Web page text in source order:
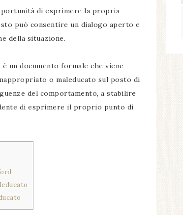
di esprimere la propria
può consentire un dialogo aperto e
della situazione.
un documento formale che viene
o maleducato sul posto di
del comportamento, a stabilire
di esprimere il proprio punto di